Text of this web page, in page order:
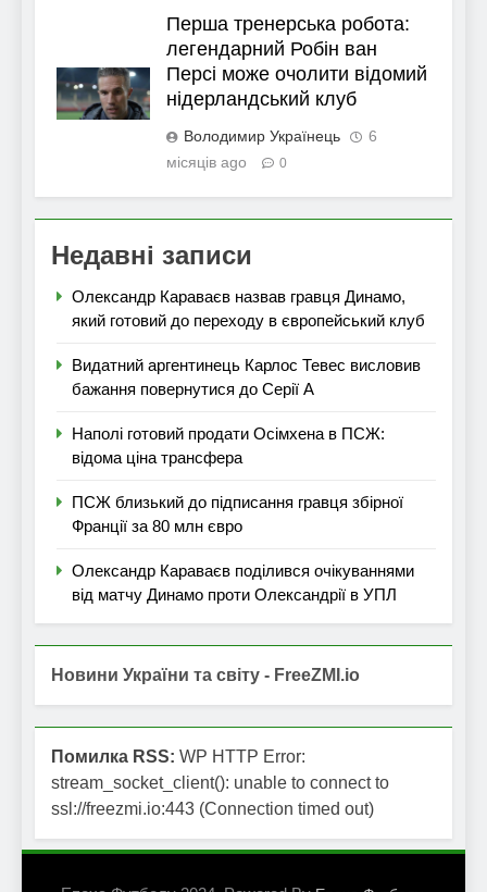
Перша тренерська робота:
легендарний Робін ван
Персі може очолити відомий
нідерландський клуб
Володимир Українець
6
місяців ago
0
Недавні записи
Олександр Караваєв назвав гравця Динамо,
який готовий до переходу в європейський клуб
Видатний аргентинець Карлос Тевес висловив
бажання повернутися до Серії А
Наполі готовий продати Осімхена в ПСЖ:
відома ціна трансфера
ПСЖ близький до підписання гравця збірної
Франції за 80 млн євро
Олександр Караваєв поділився очікуваннями
від матчу Динамо проти Олександрії в УПЛ
Новини України та світу - FreeZMI.io
Помилка RSS: WP HTTP Error:
stream_socket_client(): unable to connect to
ssl://freezmi.io:443 (Connection timed out)